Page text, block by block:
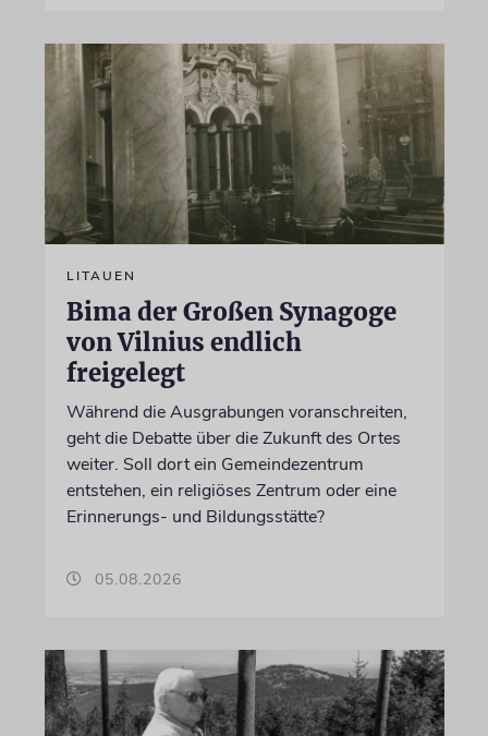
LITAUEN
Bima der Großen Synagoge
von Vilnius endlich
freigelegt
Während die Ausgrabungen voranschreiten,
geht die Debatte über die Zukunft des Ortes
weiter. Soll dort ein Gemeindezentrum
entstehen, ein religiöses Zentrum oder eine
Erinnerungs- und Bildungsstätte?
05.08.2026